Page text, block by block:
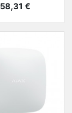
Kaina
58,31 €